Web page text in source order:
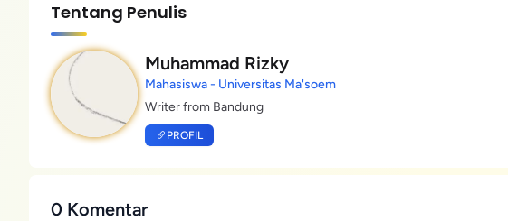
Tentang Penulis
Muhammad Rizky
Mahasiswa - Universitas Ma'soem
Writer from Bandung
PROFIL
0 Komentar